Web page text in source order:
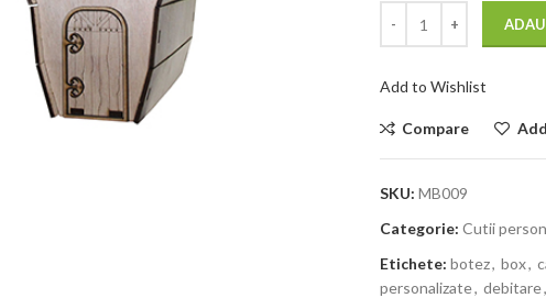
Add to Wishlist
Compare
SKU: MB009
Categorie: Cutii
Etichete: botez, box,
personalizate, debitare,